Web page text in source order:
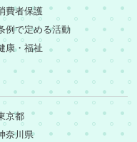
費者保護
例で定める活動
康・福祉
京都
奈川県